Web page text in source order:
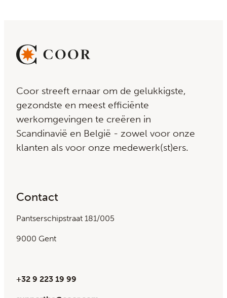
Coor streeft ernaar om de gelukkigste,
gezondste en meest efficiënte
werkomgevingen te creëren in
Scandinavië en België - zowel voor onze
klanten als voor onze medewerk(st)ers.
Contact
Pantserschipstraat 181/005
9000 Gent
+32 9 223 19 99